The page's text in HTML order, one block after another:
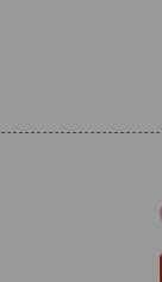
nach Anbruch